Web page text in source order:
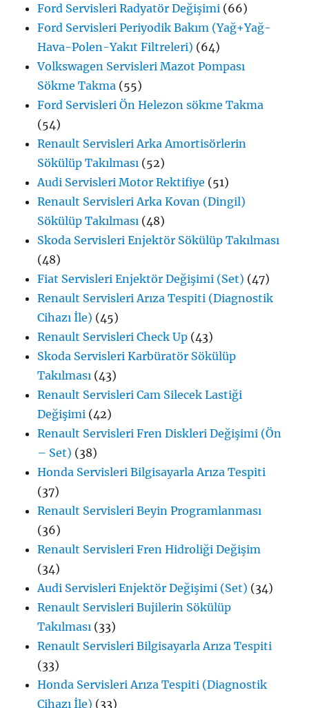
Ford Servisleri Radyatör Değişimi (66)
Ford Servisleri Periyodik Bakım (Yağ+Yağ-
Hava-Polen-Yakıt Filtreleri) (64)
Volkswagen Servisleri Mazot Pompası
Sökme Takma (55)
Ford Servisleri Ön Helezon sökme Takma
(54)
Renault Servisleri Arka Amortisörlerin
Sökülüp Takılması (52)
Audi Servisleri Motor Rektifiye (51)
Renault Servisleri Arka Kovan (Dingil)
Sökülüp Takılması (48)
Skoda Servisleri Enjektör Sökülüp Takılması
(48)
Fiat Servisleri Enjektör Değişimi (Set) (47)
Renault Servisleri Arıza Tespiti (Diagnostik
Cihazı İle) (45)
Renault Servisleri Check Up (43)
Skoda Servisleri Karbüratör Sökülüp
Takılması (43)
Renault Servisleri Cam Silecek Lastiği
Değişimi (42)
Renault Servisleri Fren Diskleri Değişimi (Ön
– Set) (38)
Honda Servisleri Bilgisayarla Arıza Tespiti
(37)
Renault Servisleri Beyin Programlanması
(36)
Renault Servisleri Fren Hidroliği Değişim
(34)
Audi Servisleri Enjektör Değişimi (Set) (34)
Renault Servisleri Bujilerin Sökülüp
Takılması (33)
Renault Servisleri Bilgisayarla Arıza Tespiti
(33)
Honda Servisleri Arıza Tespiti (Diagnostik
Cihazı İle) (33)